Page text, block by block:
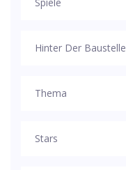
Hinter Der Baustelle
Thema
Stars